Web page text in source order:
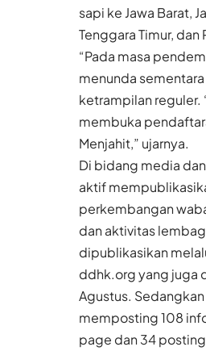
sapi ke Jawa Barat,
Tenggara Timur, dan
“Pada masa
menunda
ketrampilan reguler.
membuka
Menjahit,” ujarnya.
Di bidang media
aktif
perkembangan
dan aktivitas
dipublikasikan
ddhk.org yang juga
Agustus.
memposting 108
page dan 34